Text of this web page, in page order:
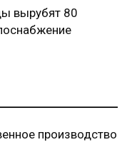
вырубят 80
производство